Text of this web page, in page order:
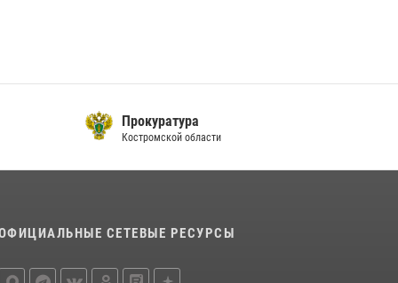
Прокуратура
Костромской области
СЕТЕВЫЕ РЕСУРСЫ